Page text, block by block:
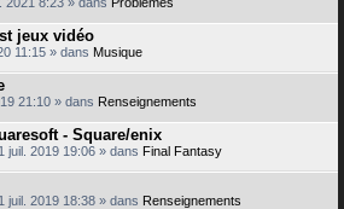
jeux vidéo
11:15 » dans Musique
21:10 » dans Renseignements
- Square/enix
juil. 2019 19:06 » dans Final Fantasy
juil. 2019 18:38 » dans Renseignements